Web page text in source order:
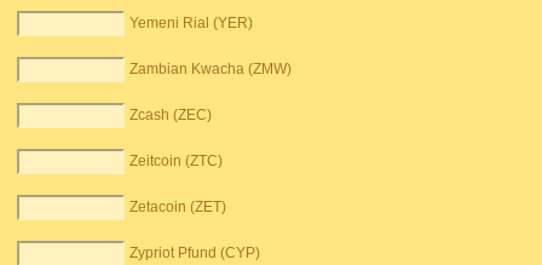
Yemeni Rial (YER)
Zambian Kwacha (ZMW)
Zcash (ZEC)
Zeitcoin (ZTC)
Zetacoin (ZET)
Zypriot Pfund (CYP)